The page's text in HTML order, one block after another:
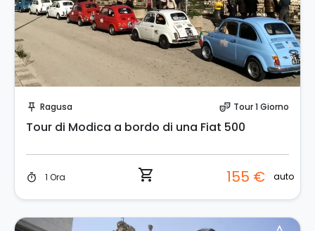
push_pin Ragusa theater_comedy Tour 1 Giorno
Tour di Modica a bordo di una Fiat 500
timer 1 Ora shopping_cart 155 € auto